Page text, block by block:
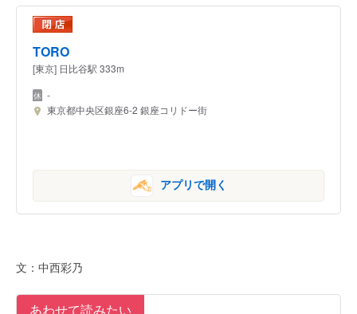
TORO
[東京] 日比谷駅 333m
-
東京都中央区銀座6-2 銀座コリドー街
アプリで開く
文：中西彩乃
あわせて読みたい